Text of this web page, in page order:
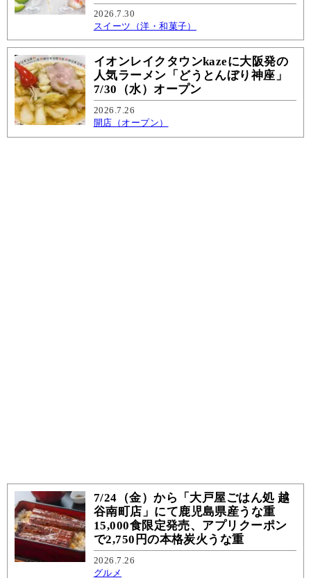
2026.7.30
スイーツ（洋・和菓子）
イオンレイクタウンkazeに大阪発の
人気ラーメン「どうとんぼり神座」
7/30（水）オープン
2026.7.26
開店（オープン）
7/24（金）から「大戸屋ごはん処 越
谷南町店」にて鹿児島県産うな重
15,000食限定発売、アプリクーポン
で2,750円の本格炭火うな重
2026.7.26
グルメ